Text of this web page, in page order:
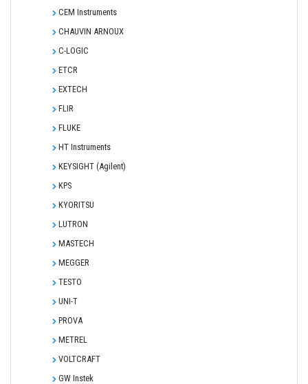
CEM Instruments
CHAUVIN ARNOUX
C-LOGIC
ETCR
EXTECH
FLIR
FLUKE
HT Instruments
KEYSIGHT (Agilent)
KPS
KYORITSU
LUTRON
MASTECH
MEGGER
TESTO
UNI-T
PROVA
METREL
VOLTCRAFT
GW Instek